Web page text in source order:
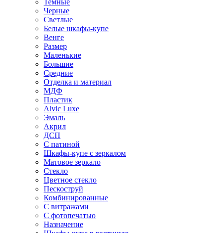
Темные
Черные
Светлые
Белые шкафы-купе
Венге
Размер
Маленькие
Большие
Средние
Отделка и материал
МДФ
Пластик
Alvic Luxe
Эмаль
Акрил
ДСП
С патиной
Шкафы-купе с зеркалом
Матовое зеркало
Стекло
Цветное стекло
Пескоструй
Комбинированные
С витражами
С фотопечатью
Назначение